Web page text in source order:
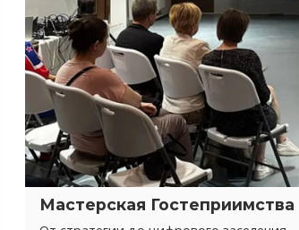
Мастерская Гостеприимства